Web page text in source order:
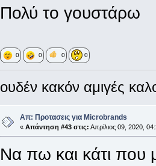
Πολύ το γουστάρω
0 0 0 0
ουδέν κακόν αμιγές
Απ: Προτασεις για Microbrands
« Απάντηση #43 στις: Απρίλιος 09, 2020,
Να πω και κάτι που